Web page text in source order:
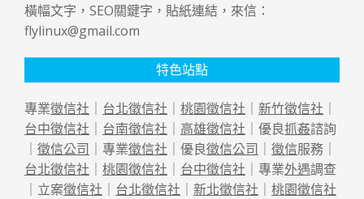
橫幅文字，SEO關鍵字，貼紙連結，來信：
flylinux@gmail.com
特色站點
專業徵信社 台北徵信社 桃園徵信社 新竹徵信社
台中徵信社
台南徵信社 高雄徵信社 ｜優良抓姦諮詢
徵信公司 ｜專業徵信社 ｜優良徵信公司 徵信服務｜
台北徵信社
桃園徵信社 台中徵信社 ｜專業外遇調查
｜立案徵信社 台北徵信社 新北徵信社
桃園徵信社